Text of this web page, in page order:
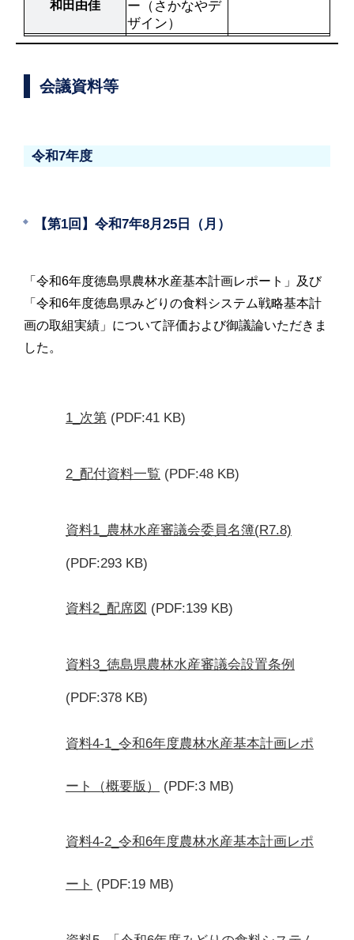
和田由佳
ー（さかなやデ
ザイン）
会議資料等
令和7年度
【第1回】令和7年8月25日（月）
「令和6年度徳島県農林水産基本計画レポート」及び
「令和6年度徳島県みどりの食料システム戦略基本計
画の取組実績」について評価および御議論いただきま
した。
1_次第 (PDF:41 KB)
2_配付資料一覧 (PDF:48 KB)
資料1_農林水産審議会委員名簿(R7.8)
(PDF:293 KB)
資料2_配席図 (PDF:139 KB)
資料3_徳島県農林水産審議会設置条例
(PDF:378 KB)
資料4-1_令和6年度農林水産基本計画レポ
ート（概要版） (PDF:3 MB)
資料4-2_令和6年度農林水産基本計画レポ
ート (PDF:19 MB)